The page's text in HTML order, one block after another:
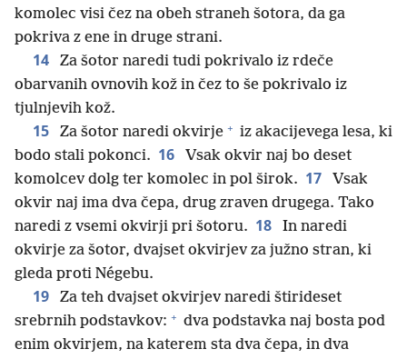
komolec visi čez na obeh straneh šotora, da ga
pokriva z ene in druge strani.
14
Za šotor naredi tudi pokrivalo iz rdeče
obarvanih ovnovih kož in čez to še pokrivalo iz
tjulnjevih kož.
15 Za šotor naredi okvirje + iz akacijevega lesa, ki
bodo stali pokonci. 16
Vsak okvir naj bo deset
komolcev dolg ter komolec in pol širok. 17
Vsak
okvir naj ima dva čepa, drug zraven drugega. Tako
naredi z vsemi okvirji pri šotoru. 18
In naredi
okvirje za šotor, dvajset okvirjev za južno stran, ki
gleda proti Négebu.
19
Za teh dvajset okvirjev naredi štirideset
srebrnih podstavkov: + dva podstavka naj bosta pod
enim okvirjem, na katerem sta dva čepa, in dva